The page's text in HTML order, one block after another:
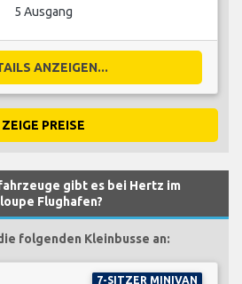
5 Ausgang
ANZEIGEN...
ZEIGE PREISE
gibt es bei Hertz im
Flughafen?
folgenden Kleinbusse an:
7-SITZER MINIVAN